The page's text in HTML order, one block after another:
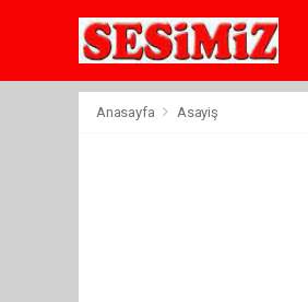
Anasayfa Asayiş